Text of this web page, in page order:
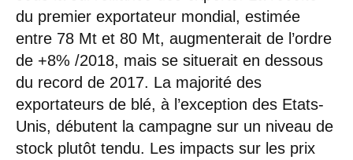
du premier exportateur mondial, estimée
entre 78 Mt et 80 Mt, augmenterait de l’ordre
de +8% /2018, mais se situerait en dessous
du record de 2017. La majorité des
exportateurs de blé, à l’exception des Etats-
Unis, débutent la campagne sur un niveau de
stock plutôt tendu. Les impacts sur les prix